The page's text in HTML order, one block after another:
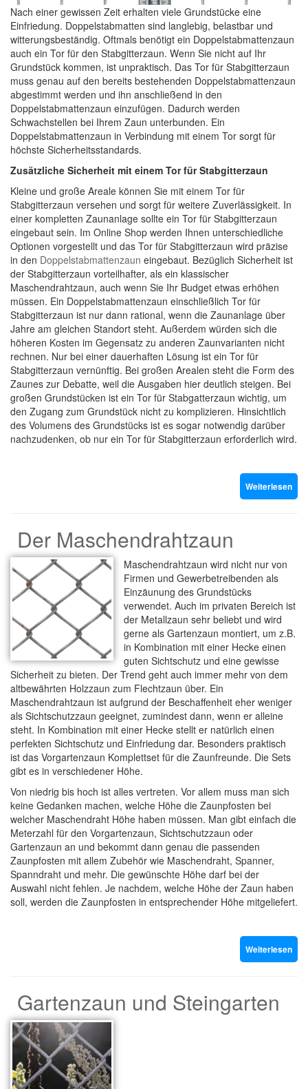
Nach einer gewissen Zeit erhalten viele Grundstücke eine
Einfriedung. Doppelstabmatten sind langlebig, belastbar und
witterungsbeständig. Oftmals benötigt ein Doppelstabmattenzaun
auch ein Tor für den Stabgitterzaun. Wenn Sie nicht auf Ihr
Grundstück kommen, ist unpraktisch. Das Tor für Stabgitterzaun
muss genau auf den bereits bestehenden Doppelstabmattenzaun
abgestimmt werden und ihn anschließend in den
Doppelstabmattenzaun einzufügen. Dadurch werden
Schwachstellen bei Ihrem Zaun unterbunden. Ein
Doppelstabmattenzaun in Verbindung mit einem Tor sorgt für
höchste Sicherheitsstandards.
Zusätzliche Sicherheit mit einem Tor für Stabgitterzaun
Kleine und große Areale können Sie mit einem Tor für
Stabgitterzaun versehen und sorgt für weitere Zuverlässigkeit. In
einer kompletten Zaunanlage sollte ein Tor für Stabgitterzaun
eingebaut sein. Im Online Shop werden Ihnen unterschiedliche
Optionen vorgestellt und das Tor für Stabgitterzaun wird präzise
in den Doppelstabmattenzaun eingebaut. Bezüglich Sicherheit ist
der Stabgitterzaun vorteilhafter, als ein klassischer
Maschendrahtzaun, auch wenn Sie Ihr Budget etwas erhöhen
müssen. Ein Doppelstabmattenzaun einschließlich Tor für
Stabgitterzaun ist nur dann rational, wenn die Zaunanlage über
Jahre am gleichen Standort steht. Außerdem würden sich die
höheren Kosten im Gegensatz zu anderen Zaunvarianten nicht
rechnen. Nur bei einer dauerhaften Lösung ist ein Tor für
Stabgitterzaun vernünftig. Bei großen Arealen steht die Form des
Zaunes zur Debatte, weil die Ausgaben hier deutlich steigen. Bei
großen Grundstücken ist ein Tor für Stabgatterzaun wichtig, um
den Zugang zum Grundstück nicht zu komplizieren. Hinsichtlich
des Volumens des Grundstücks ist es sogar notwendig darüber
nachzudenken, ob nur ein Tor für Stabgitterzaun erforderlich wird.
Weiterlesen
Der Maschendrahtzaun
Maschendrahtzaun wird nicht nur von
Firmen und Gewerbetreibenden als
Einzäunung des Grundstücks
verwendet. Auch im privaten Bereich ist
der Metallzaun sehr beliebt und wird
gerne als Gartenzaun montiert, um z.B.
in Kombination mit einer Hecke einen
guten Sichtschutz und eine gewisse
Sicherheit zu bieten. Der Trend geht auch immer mehr von dem
altbewährten Holzzaun zum Flechtzaun über. Ein
Maschendrahtzaun ist aufgrund der Beschaffenheit eher weniger
als Sichtschutzzaun geeignet, zumindest dann, wenn er alleine
steht. In Kombination mit einer Hecke stellt er natürlich einen
perfekten Sichtschutz und Einfriedung dar. Besonders praktisch
ist das Vorgartenzaun Komplettset für die Zaunfreunde. Die Sets
gibt es in verschiedener Höhe.
Von niedrig bis hoch ist alles vertreten. Vor allem muss man sich
keine Gedanken machen, welche Höhe die Zaunpfosten bei
welcher Maschendraht Höhe haben müssen. Man gibt einfach die
Meterzahl für den Vorgartenzaun, Sichtschutzzaun oder
Gartenzaun an und bekommt dann genau die passenden
Zaunpfosten mit allem Zubehör wie Maschendraht, Spanner,
Spanndraht und mehr. Die gewünschte Höhe darf bei der
Auswahl nicht fehlen. Je nachdem, welche Höhe der Zaun haben
soll, werden die Zaunpfosten in entsprechender Höhe mitgeliefert.
Weiterlesen
Gartenzaun und Steingarten